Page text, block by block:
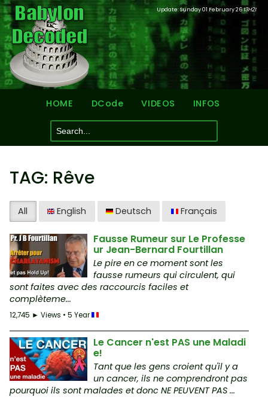
Update: Sunday 01 February 2613H21
HOME DCode VIDEOS INFOS
TAG: Rêve
All English Deutsch Français
Fausse Rumeur sur Le Professe
ur Jean-Bernard Fourtillan
Le pire en ce moment sont les
fausse rumeurs qui circulent, qui
sont faites avec des raccourcis faciles et
complèteme...
12,745 ► Views • 5 Year
Le Cancer n'est PAS une Maladi
e!
Tant que les gens croient qu'il y a
un cancer, ils ne comprendront pas
pourquoi ils sont malades et donc NE PEUVENT PAS ...